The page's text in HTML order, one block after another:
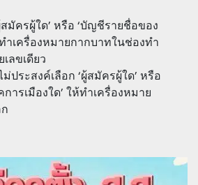
มัครผู้ใด’ หรือ ‘บัญชีรายชื่อของ
ำเครื่องหมายกากบาทในช่องทำ
ลขเดียว
ประสงค์เลือก ‘ผู้สมัครผู้ใด’ หรือ
ารเมืองใด’ ให้ทำเครื่องหมาย